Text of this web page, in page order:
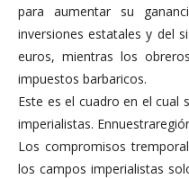
para aumentar su
inversiones estatales y del
euros, mientras los
impuestos barbaricos.
Este es el cuadro en el cual
imperialistas.
Los compromisos
los campos imperialistas